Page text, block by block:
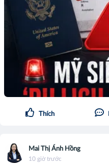
Thích
Mai Thị Ánh Hồng
10 giờ trước